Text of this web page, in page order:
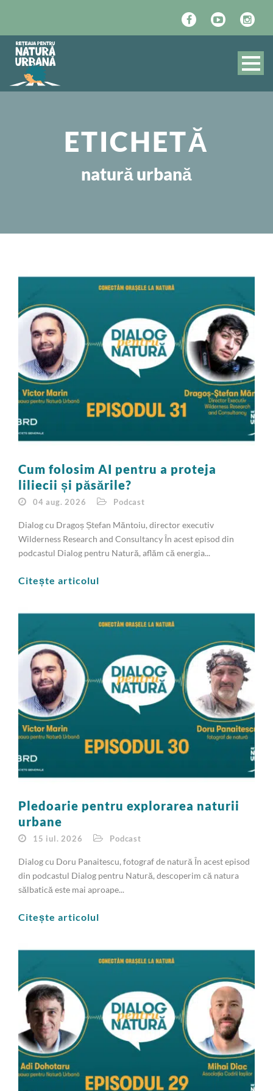
ETICHETĂ
natură urbană
Cum folosim AI pentru a proteja
liliecii și păsările?
04 aug. 2026 Podcast
Dialog cu Dragoș Ștefan Măntoiu, director executiv
Wilderness Research and Consultancy În acest episod din
podcastul Dialog pentru Natură, aflăm că energia...
Citește articolul
Pledoarie pentru explorarea naturii
urbane
15 iul. 2026 Podcast
Dialog cu Doru Panaitescu, fotograf de natură În acest episod
din podcastul Dialog pentru Natură, descoperim că natura
sălbatică este mai aproape...
Citește articolul